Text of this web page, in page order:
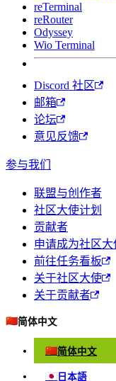
reTerminal
reRouter
Odyssey
Wio Terminal
Discord 社区
邮箱
论坛
意见反馈
参与我们
联盟与创作者
社区大使计划
贡献者
申请成为社区大
前往任务看板
关于社区大使
关于贡献者
🇨🇳简体中文
🇨🇳简体中文
🇯🇵 日本語